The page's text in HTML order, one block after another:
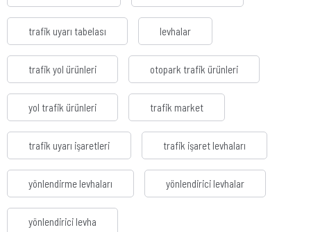
trafik uyarı tabelası levhalar
trafik yol ürünleri otopark trafik ürünleri
yol trafik ürünleri trafik market
trafik uyarı işaretleri trafik işaret levhaları
yönlendirme levhaları yönlendirici levhalar
yönlendirici levha